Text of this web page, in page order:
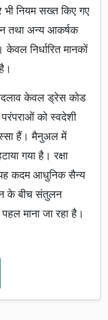
नियम सख्त किए गए
तथा अन्य आकर्षक
निर्धारित मानकों
केवल ड्रेस कोड
को स्वदेशी
हैं। मैनुअल में
गया है। रक्षा
यह कदम आधुनिक सैन्य
के बीच संतुलन
माना जा रहा है।